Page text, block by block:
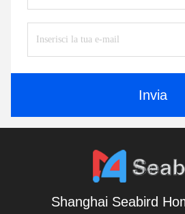
Invia
Shanghai Seabird